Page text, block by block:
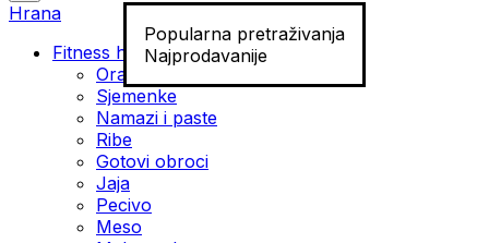
Popularna pretraživanja
Najprodavanije
Hrana
Fitness hrana
Orašasti plodovi
Sjemenke
Namazi i paste
Ribe
Gotovi obroci
Jaja
Pecivo
Meso